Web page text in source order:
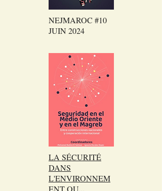
NEJMAROC #10
JUIN 2024
LA SÉCURITÉ
DANS
L'ENVIRONNEM
ENT OU...